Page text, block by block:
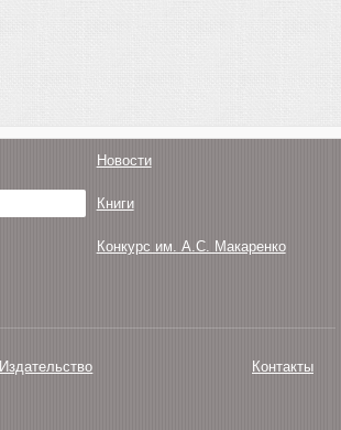
Новости
Книги
Конкурс им. А.С. Макаренко
Издательство Контакты